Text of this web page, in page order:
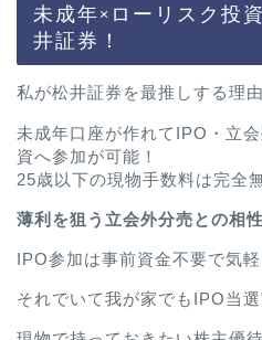
未成年×ローリスク投
井証券！
私が松井証券を最推しする理由
未成年口座が作れてIPO・立
資へ参加が可能！
25歳以下の現物手数料は完全
薄利を狙う立会外分売との相
IPO参加は事前資金不要で気軽
それでいて我が家でもIPO当選